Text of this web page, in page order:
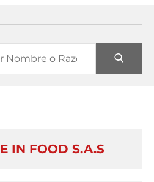
IN FOOD S.A.S